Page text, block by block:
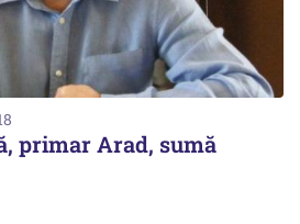
primar Arad, sumă